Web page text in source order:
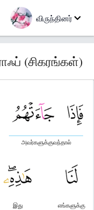
விருந்தினர்
(சிகரங்கள்)
அவர்களுக்குவந்தால்
எங்களுக்கு
இது